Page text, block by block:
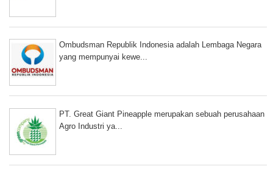
Ombudsman Republik Indonesia adalah Lembaga Negara
yang mempunyai kewe...
PT. Great Giant Pineapple merupakan sebuah perusahaan
Agro Industri ya...